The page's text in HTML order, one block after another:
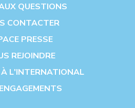
QUESTIONS
CONTACTER
PRESSE
REJOINDRE
L'INTERNATIONAL